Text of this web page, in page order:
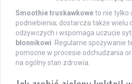
Smoothie truskawkoweto nie tylko
podniebienia; dostarcza także wielu
odżywczych i wspomaga uczucie
błonnikowi. Regularne spożywanie
pomocne w procesie odchudzania
na ogólny stan zdrowia.